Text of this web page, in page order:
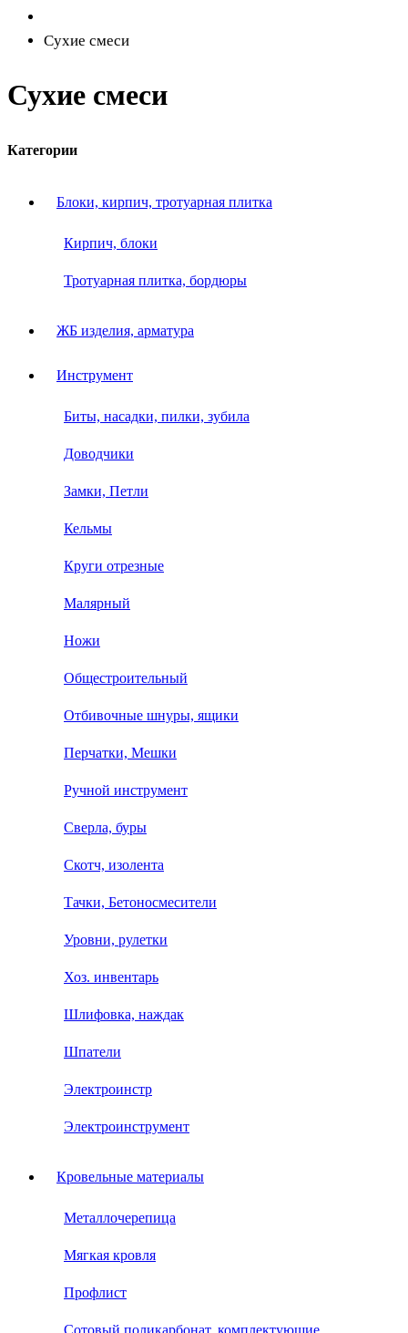
Сухие смеси
Сухие смеси
Категории
Блоки, кирпич, тротуарная плитка
Кирпич, блоки
Тротуарная плитка, бордюры
ЖБ изделия, арматура
Инструмент
Биты, насадки, пилки, зубила
Доводчики
Замки, Петли
Кельмы
Круги отрезные
Малярный
Ножи
Общестроительный
Отбивочные шнуры, ящики
Перчатки, Мешки
Ручной инструмент
Сверла, буры
Скотч, изолента
Тачки, Бетоносмесители
Уровни, рулетки
Хоз. инвентарь
Шлифовка, наждак
Шпатели
Электроинстр
Электроинструмент
Кровельные материалы
Металлочерепица
Мягкая кровля
Профлист
Сотовый поликарбонат, комплектующие